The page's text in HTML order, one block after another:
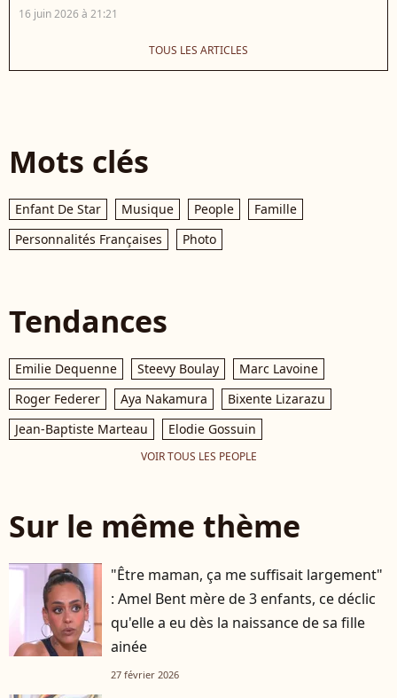
16 juin 2026 à 21:21
TOUS LES ARTICLES
Mots clés
Enfant De Star Musique People
Famille
Personnalités Françaises
Photo
Tendances
Emilie Dequenne Steevy Boulay
Marc Lavoine
Roger Federer
Aya Nakamura
Bixente Lizarazu
Jean-Baptiste Marteau
Elodie Gossuin
VOIR TOUS LES PEOPLE
Sur le même thème
"Être maman, ça me suffisait largement"
: Amel Bent mère de 3 enfants, ce déclic
qu'elle a eu dès la naissance de sa fille
ainée
27 février 2026